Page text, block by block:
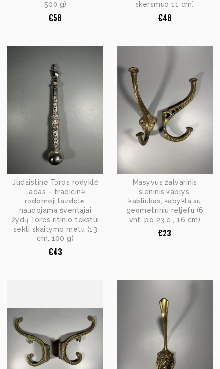
500 g)
€58
skersmuo 11 cm)
€48
Judaistinė Toros rodyklė
Jadas – tradicinė
rodomoji lazdelė,
naudojama šventajai
žydų Toros ritinio tekstui
sekti skaitymo metu (13
cm, 100 g)
€43
Masyvus žalvarinis
sieninis kablys,
kabliukas, kabykla su
geometriniu reljefu (6
vnt. po 23 e., 16 cm)
€23